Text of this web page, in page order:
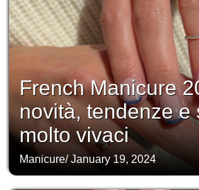
French Manicure
novità, tendenze e
molto vivaci
Manicure/January 19, 2024